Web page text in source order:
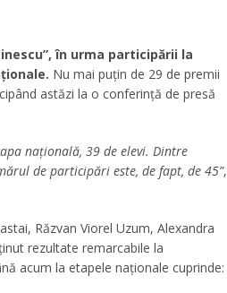
în urma participării la
Nu mai puțin de 29 de premii
astăzi la o conferință de presă
națională, 39 de elevi. Dintre
de participări este, de fapt, de 45”,
Răzvan Viorel Uzum, Alexandra
rezultate remarcabile la
acum la etapele naționale cuprinde: